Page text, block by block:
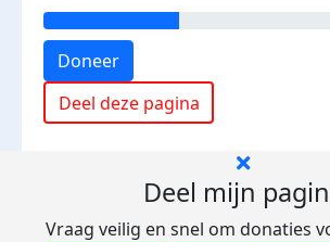
Doneer
Deel deze pagina
Deel mijn
Vraag veilig en snel om donaties